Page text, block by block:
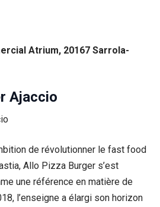
Atrium, 20167 Sarrola-
Ajaccio
de révolutionner le fast food
Allo Pizza Burger s’est
une référence en matière de
l’enseigne a élargi son horizon